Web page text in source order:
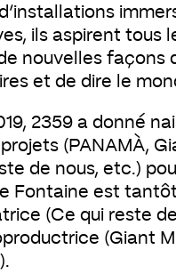
ils aspirent tous
nouvelles façons
et de dire le
2359 a donné
(PANAMÀ,
de nous, etc.)
Fontaine est tantôt
(Ce qui reste
(Giant